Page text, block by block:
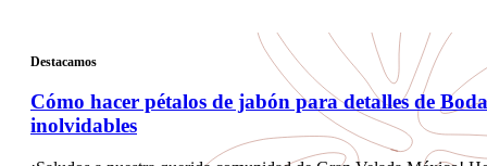
Destacamos
Cómo hacer pétalos de jabón para detalles de Boda
inolvidables